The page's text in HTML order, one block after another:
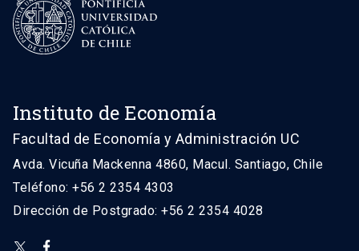
Instituto de Economía
Facultad de Economía y Administración UC
Avda. Vicuña Mackenna 4860, Macul. Santiago, Chile
Teléfono: +56 2 2354 4303
Dirección de Postgrado: +56 2 2354 4028